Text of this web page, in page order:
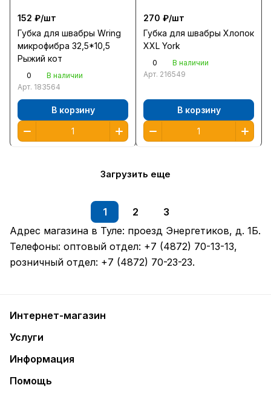
152 ₽/шт
Губка для швабры Wring
микрофибра 32,5*10,5
Рыжий кот
0
В наличии
Арт. 183564
В корзину
270 ₽/шт
Губка для швабры Хлопок
XXL York
0
В наличии
Арт. 216549
В корзину
Загрузить еще
1 2
3
Адрес магазина в Туле: проезд Энергетиков, д. 1Б.
Телефоны: оптовый отдел: +7 (4872) 70-13-13,
розничный отдел: +7 (4872) 70-23-23.
Интернет-магазин
Услуги
Информация
Помощь